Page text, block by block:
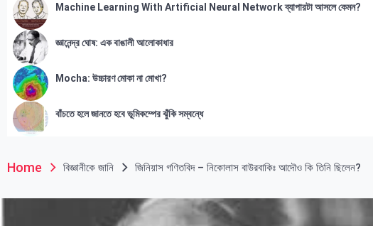
Machine Learning With Artificial Neural Network ব্যাপারটা আসলে কেমন?
জ্ঞানেন্দ্র ঘোষ: এক বাঙালী আলোকাধার
Mocha: উচ্চারণ মোকা না মোখা?
বাঁচতে হলে জানতে হবে ভূমিকম্পের ঝুঁকি সম্বন্ধে
Home বিজ্ঞানীকে জানি জিনিয়াস গণিতবিদ – নিকোলাস বাউরবাকিঃ আদৌও কি তিনি ছিলেন?